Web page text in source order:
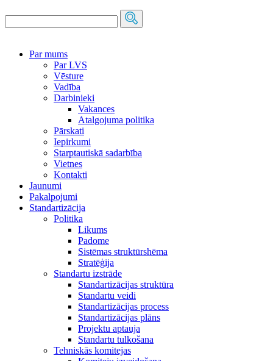
Par mums
Par LVS
Vēsture
Vadība
Darbinieki
Vakances
Atalgojuma politika
Pārskati
Iepirkumi
Starptautiskā sadarbība
Vietnes
Kontakti
Jaunumi
Pakalpojumi
Standartizācija
Politika
Likums
Padome
Sistēmas struktūrshēma
Stratēģija
Standartu izstrāde
Standartizācijas struktūra
Standartu veidi
Standartizācijas process
Standartizācijas plāns
Projektu aptauja
Standartu tulkošana
Tehniskās komitejas